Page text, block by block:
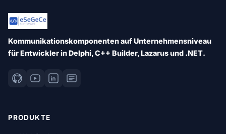
Kommunikationskomponenten auf Unternehmensniveau
für Entwickler in Delphi, C++ Builder, Lazarus und .NET.
PRODUKTE